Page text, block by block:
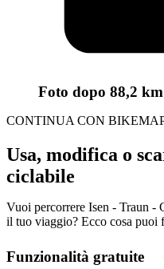
Foto dopo 88,2 km
CONTINUA CON
Usa, modifica o
ciclabile
Vuoi percorrere Isen - Traun -
il tuo viaggio? Ecco cosa puoi
Funzionalità gratuite